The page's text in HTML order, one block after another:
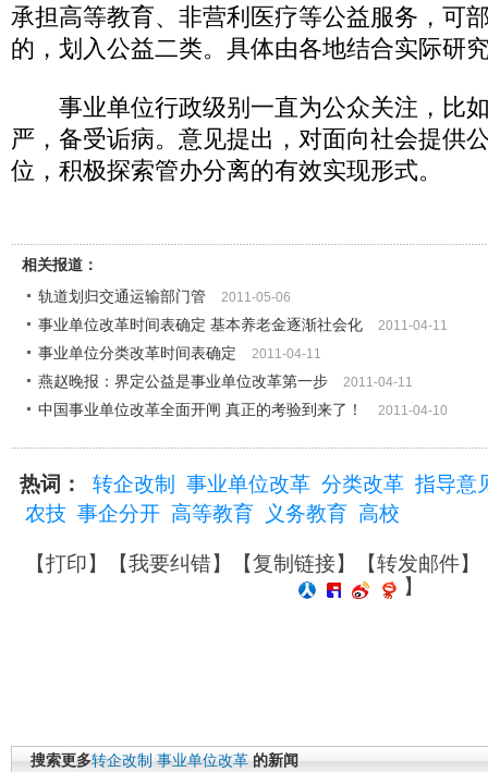
承担高等教育、非营利医疗等公益服务，可
的，划入公益二类。具体由各地结合实际研
事业单位行政级别一直为公众关注，比
严，备受诟病。意见提出，对面向社会提供
位，积极探索管办分离的有效实现形式。
相关报道：
轨道划归交通运输部门管
2011-05-06
事业单位改革时间表确定 基本养老金逐渐社会化 2011-04-11
事业单位分类改革时间表确定 2011-04-11
燕赵晚报：界定公益是事业单位改革第一步 2011-04-11
中国事业单位改革全面开闸 真正的考验到来了！ 2011-04-10
热词： 转企改制 事业单位改革 分类改革 指导意
农技 事企分开 高等教育 义务教育 高校
【打印】【我要纠错】【复制链接】【转发邮件】
】
搜索更多转企改制 事业单位改革 的新闻